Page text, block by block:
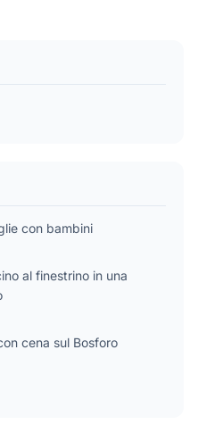
con bambini
al finestrino in una
cena sul Bosforo